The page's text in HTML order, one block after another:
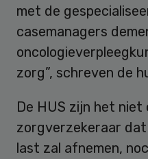
met de
casemanagers
zorg”, schreven de
De HUS zijn het niet
zorgverzekeraar
last zal afnemen,